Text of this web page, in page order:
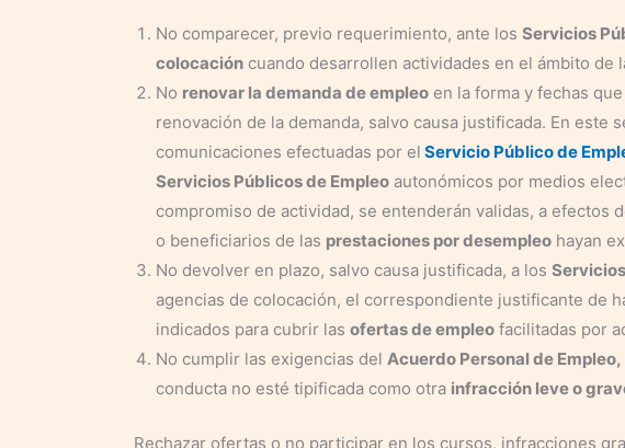
No comparecer, previo requerimiento, ante los Servicios
colocación cuando desarrollen actividades en el ámbito de
No renovar la demanda de empleo en la forma y fechas
renovación de la demanda, salvo causa justificada. En este
comunicaciones efectuadas por el Servicio Público de
Servicios Públicos de Empleo autonómicos por medios
compromiso de actividad, se entenderán validas, a efectos
o beneficiarios de las prestaciones por desempleo hayan
No devolver en plazo, salvo causa justificada, a los
agencias de colocación, el correspondiente justificante de
indicados para cubrir las ofertas de empleo facilitadas por
No cumplir las exigencias del Acuerdo Personal de Empleo,
conducta no esté tipificada como otra infracción leve o
Rechazar ofertas o no participar en los cursos, infracciones